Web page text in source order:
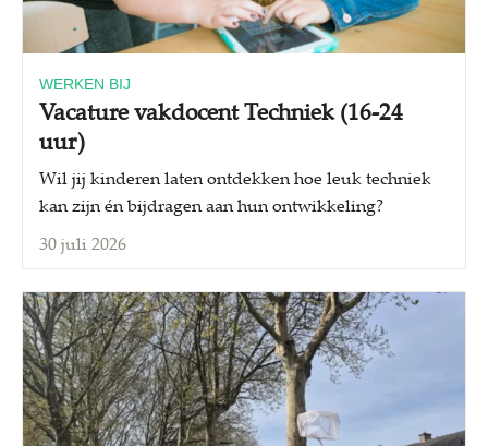
WERKEN BIJ
Vacature vakdocent Techniek (16-24
uur)
Wil jij kinderen laten ontdekken hoe leuk techniek
kan zijn én bijdragen aan hun ontwikkeling?
30 juli 2026